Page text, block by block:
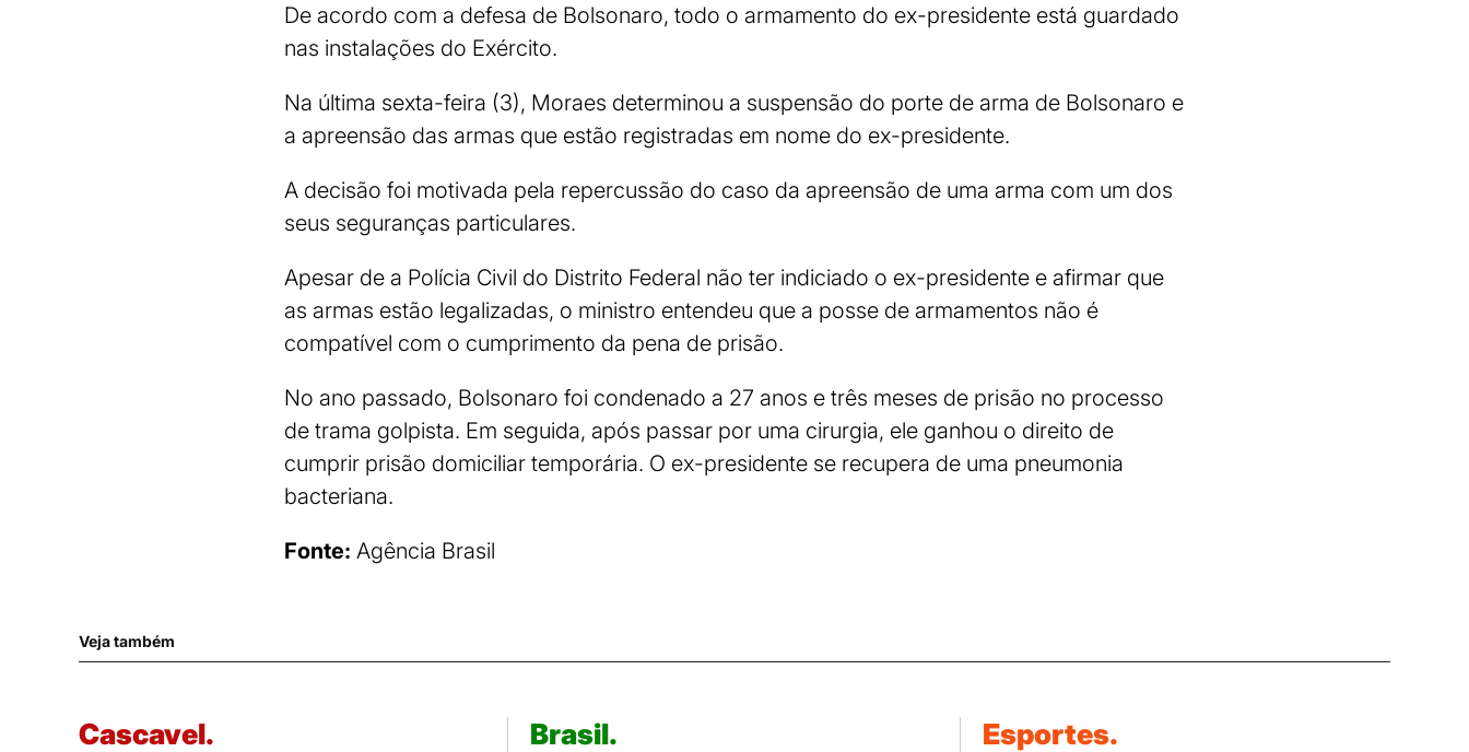
De acordo com a defesa de Bolsonaro, todo o armamento do ex-presidente está guardado
nas instalações do Exército.
Na última sexta-feira (3), Moraes determinou a suspensão do porte de arma de Bolsonaro e
a apreensão das armas que estão registradas em nome do ex-presidente.
A decisão foi motivada pela repercussão do caso da apreensão de uma arma com um dos
seus seguranças particulares.
Apesar de a Polícia Civil do Distrito Federal não ter indiciado o ex-presidente e afirmar que
as armas estão legalizadas, o ministro entendeu que a posse de armamentos não é
compatível com o cumprimento da pena de prisão.
No ano passado, Bolsonaro foi condenado a 27 anos e três meses de prisão no processo
de trama golpista. Em seguida, após passar por uma cirurgia, ele ganhou o direito de
cumprir prisão domiciliar temporária. O ex-presidente se recupera de uma pneumonia
bacteriana.
Fonte: Agência Brasil
Veja também
Cascavel. Brasil. Esportes.